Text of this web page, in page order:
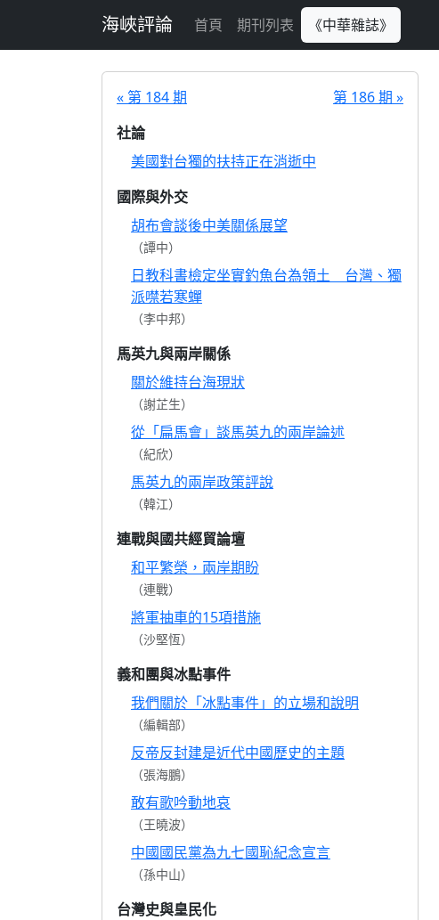
海峽評論 首頁 期刊列表 《中華雜誌》
« 第 184 期
第 186 期 »
社論
美國對台獨的扶持正在消逝中
國際與外交
胡布會談後中美關係展望
（譚中）
日教科書檢定坐實釣魚台為領土 台灣、獨
派噤若寒蟬
（李中邦）
馬英九與兩岸關係
關於維持台海現狀
（謝芷生）
從「扁馬會」談馬英九的兩岸論述
（紀欣）
馬英九的兩岸政策評說
（韓江）
連戰與國共經貿論壇
和平繁榮，兩岸期盼
（連戰）
將軍抽車的15項措施
（沙堅恆）
義和團與冰點事件
我們關於「冰點事件」的立場和說明
（編輯部）
反帝反封建是近代中國歷史的主題
（張海鵬）
敢有歌吟動地哀
（王曉波）
中國國民黨為九七國恥紀念宣言
（孫中山）
台灣史與皇民化